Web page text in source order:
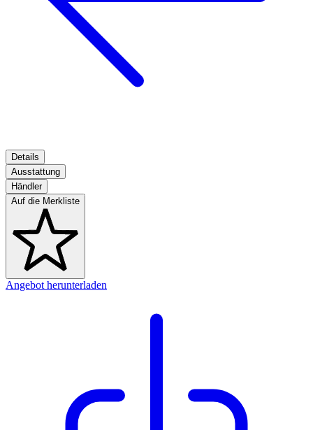
Details
Ausstattung
Händler
Auf die Merkliste
Angebot herunterladen